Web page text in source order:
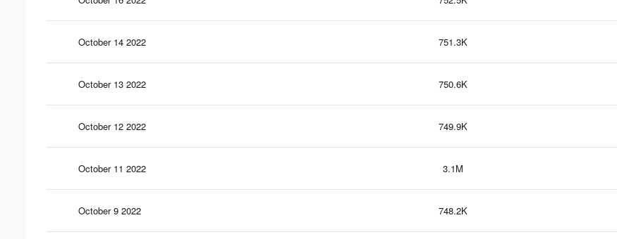
October 14 2022 751.3K
October 13 2022 750.6K
October 12 2022 749.9K
October 11 2022 3.1M
October 9 2022 748.2K